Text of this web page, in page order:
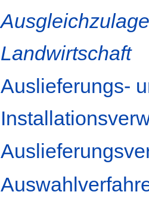
Landwirtschaft
Auslieferungs-